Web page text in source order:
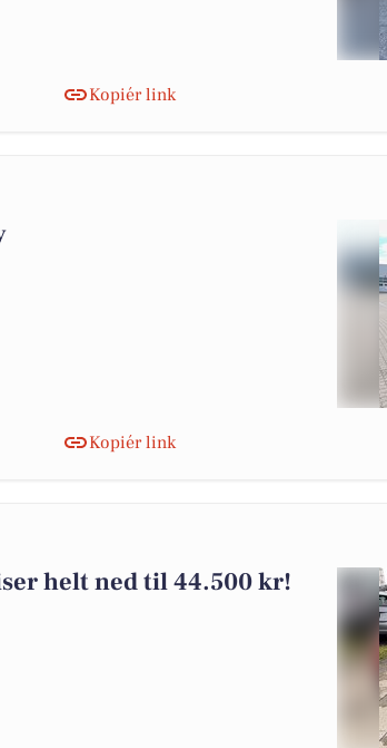
Kopiér link
Kopiér link
helt ned til 44.500 kr!